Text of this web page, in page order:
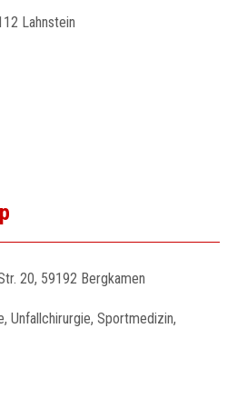
Lahnstein
20, 59192 Bergkamen
Unfallchirurgie, Sportmedizin,